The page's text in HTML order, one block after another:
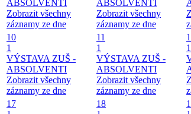
ABSOLVENTI
Zobrazit všechny
záznamy ze dne
ABSOLVENTI
Zobrazit všechny
záznamy ze dne
10
1
VÝSTAVA ZUŠ -
ABSOLVENTI
Zobrazit všechny
záznamy ze dne
11
1
VÝSTAVA ZUŠ -
ABSOLVENTI
Zobrazit všechny
záznamy ze dne
1
17
18